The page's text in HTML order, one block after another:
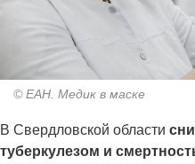
© ЕАН. Медик в маске
В Свердловской области
туберкулезом и